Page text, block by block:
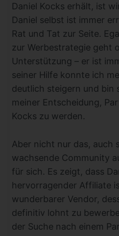
Daniel Kocks erhält, ist
Daniel selbst ist immer
Rat und Tat zur Seite.
zur Werbestrategie geht
Unterstützung – er ist
seiner Hilfe konnte ich
deutlich steigern und bin
meiner Entscheidung,
Kocks zu werden.
Aber nicht nur das, auch
wachsende Community
für sich. Es zeigt, dass
hervorragender Affiliate
wunderbarer Vendor,
definitiv lohnt zu
der Suche nach einem